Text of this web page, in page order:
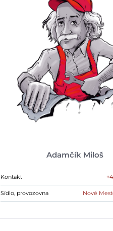
Adamčík Miloš
Kontakt
Sídlo, provozovna Nové